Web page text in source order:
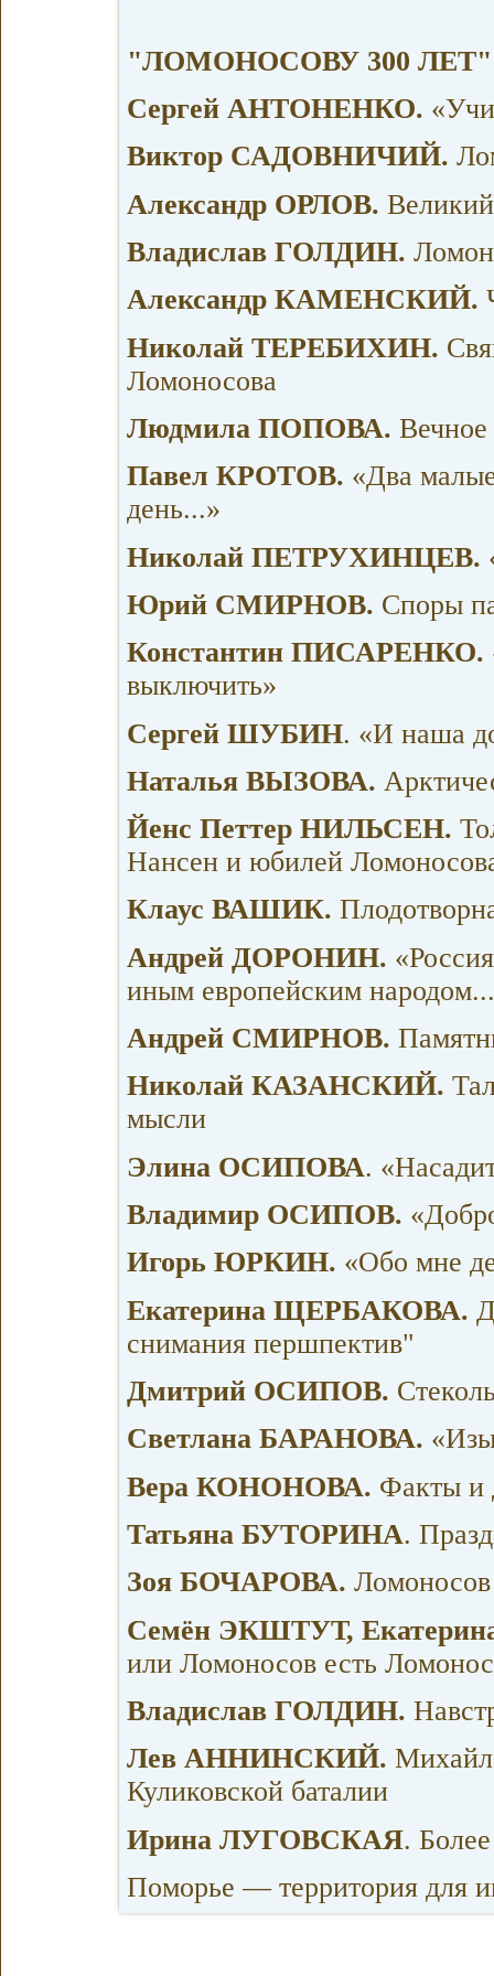
"ЛОМОНОСОВУ 300 ЛЕТ"
Сергей АНТОНЕНКО.
Виктор САДОВНИЧИЙ.
Александр ОРЛОВ.
Владислав ГОЛДИН.
Александр КАМЕНСКИЙ.
Николай ТЕРЕБИХИН.
Ломоносова
Людмила ПОПОВА.
Павел КРОТОВ. «Два
день...»
Николай ПЕТРУХИНЦЕВ.
Юрий СМИРНОВ. Споры
Константин ПИСАРЕНКО.
выключить»
Сергей ШУБИН. «И наша
Наталья ВЫЗОВА.
Йенс Петтер НИЛЬСЕН.
Нансен и юбилей
Клаус ВАШИК.
Андрей ДОРОНИН.
иным европейским
Андрей СМИРНОВ.
Николай КАЗАНСКИЙ.
мысли
Элина ОСИПОВА.
Владимир ОСИПОВ.
Игорь ЮРКИН. «Обо мне
Екатерина ЩЕРБАКОВА.
снимания першпектив"
Дмитрий ОСИПОВ.
Светлана БАРАНОВА.
Вера КОНОНОВА. Факты и
Татьяна БУТОРИНА.
Зоя БОЧАРОВА.
Семён ЭКШТУТ,
или Ломоносов есть
Владислав ГОЛДИН.
Лев АННИНСКИЙ.
Куликовской баталии
Ирина ЛУГОВСКАЯ.
Поморье — территория для